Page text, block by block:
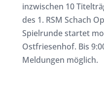
inzwischen 10
des 1. RSM Schach
Spielrunde startet
Ostfriesenhof. Bis
Meldungen möglich.